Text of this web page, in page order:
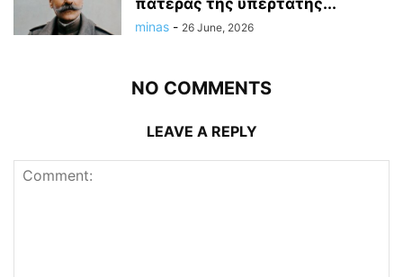
πατέρας της υπέρτατης...
minas - 26 June, 2026
NO COMMENTS
LEAVE A REPLY